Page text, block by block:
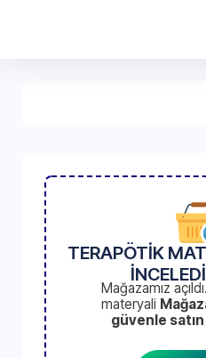
TERAPÖTİK
Mağazamız
materyali
güvenle